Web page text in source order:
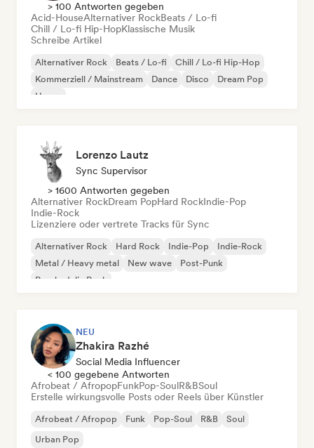
> 100 Antworten gegeben
Acid-HouseAlternativer RockBeats / Lo-fi
Chill / Lo-fi Hip-HopKlassische Musik
Schreibe Artikel
Alternativer Rock Beats / Lo-fi
Chill / Lo-fi Hip-Hop
Kommerziell / Mainstream
Dance Disco
Dream Pop
House
Lorenzo Lautz
Sync Supervisor
> 1600 Antworten gegeben
Alternativer RockDream PopHard RockIndie-Pop
Indie-Rock
Lizenziere oder vertrete Tracks für Sync
Alternativer Rock Hard Rock Indie-Pop
Indie-Rock
Metal / Heavy metal
New wave
Post-Punk
Psychedelic Rock
NEU
Zhakira Razhé
Social Media Influencer
< 100 gegebene Antworten
Afrobeat / AfropopFunkPop-SoulR&BSoul
Erstelle wirkungsvolle Posts oder Reels über Künstler
Afrobeat / Afropop Funk Pop-Soul R&B
Soul
Urban Pop